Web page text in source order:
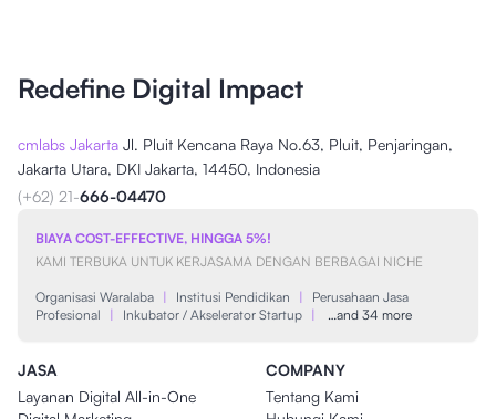
Redefine Digital Impact
cmlabs Jakarta Jl. Pluit Kencana Raya No.63, Pluit, Penjaringan,
Jakarta Utara, DKI Jakarta, 14450, Indonesia
(+62) 21-666-04470
BIAYA COST-EFFECTIVE, HINGGA 5%!
KAMI TERBUKA UNTUK KERJASAMA DENGAN BERBAGAI NICHE
Organisasi Waralaba | Institusi Pendidikan |
Perusahaan Jasa
Profesional
| Inkubator / Akselerator Startup | …and 34 more
JASA
Layanan Digital All-in-One
COMPANY
Tentang Kami